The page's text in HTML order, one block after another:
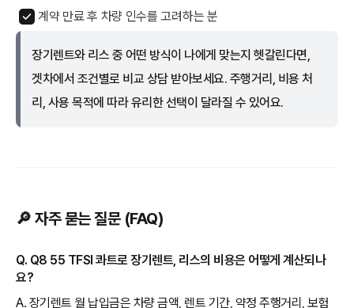
계약 만료 후 차량 인수를 고려하는 분
장기렌트와 리스 중 어떤 방식이 나에게 맞는지 헷갈린다면,
겟차에서 조건별로 비교 상담 받아보세요. 주행거리, 비용 처
리, 사용 목적에 따라 유리한 선택이 달라질 수 있어요.
🔎 자주 묻는 질문 (FAQ)
Q. Q8 55 TFSI 콰트로 장기렌트, 리스의 비용은 어떻게 계산되나
요?
A. 장기렌트 월 납입금은 차량 금액, 렌트 기간, 약정 주행거리, 보험